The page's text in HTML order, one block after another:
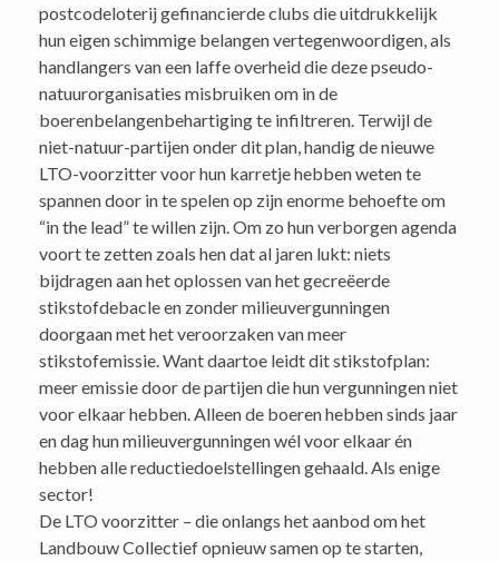
postcodeloterij gefinancierde clubs die uitdrukkelijk
hun eigen schimmige belangen vertegenwoordigen, als
handlangers van een laffe overheid die deze pseudo-
natuurorganisaties misbruiken om in de
boerenbelangenbehartiging te infiltreren. Terwijl de
niet-natuur-partijen onder dit plan, handig de nieuwe
LTO-voorzitter voor hun karretje hebben weten te
spannen door in te spelen op zijn enorme behoefte om
“in the lead” te willen zijn. Om zo hun verborgen agenda
voort te zetten zoals hen dat al jaren lukt: niets
bijdragen aan het oplossen van het gecreëerde
stikstofdebacle en zonder milieuvergunningen
doorgaan met het veroorzaken van meer
stikstofemissie. Want daartoe leidt dit stikstofplan:
meer emissie door de partijen die hun vergunningen niet
voor elkaar hebben. Alleen de boeren hebben sinds jaar
en dag hun milieuvergunningen wél voor elkaar én
hebben alle reductiedoelstellingen gehaald. Als enige
sector!
De LTO voorzitter – die onlangs het aanbod om het
Landbouw Collectief opnieuw samen op te starten,